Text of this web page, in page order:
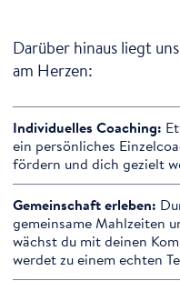
Darüber hinaus liegt
am Herzen:
Individuelles Coaching:
ein persönliches
fördern und dich gezielt
Gemeinschaft erleben:
gemeinsame Mahlzeiten
wächst du mit deinen
werdet zu einem echten